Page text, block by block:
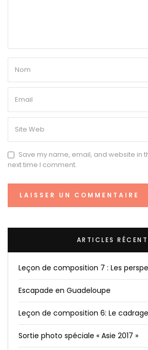
Save my name, email, and website in
next time I comment.
ARTICLES
Leçon de composition 7 : Les
Escapade en Guadeloupe
Leçon de composition 6: Le cadrage
Sortie photo spéciale « Asie 2017 »